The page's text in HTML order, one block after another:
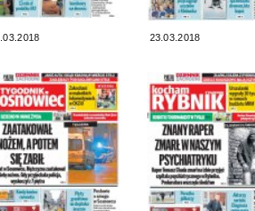
23.03.2018